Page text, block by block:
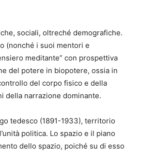
sociali, oltreché demografiche.
(nonché i suoi mentori e
meditante” con prospettiva
del potere in biopotere, ossia in
del corpo fisico e della
della narrazione dominante.
tedesco (1891-1933), territorio
politica. Lo spazio e il piano
dello spazio, poiché su di esso